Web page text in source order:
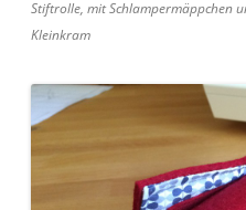
Stiftrolle, mit Schlampermäppchen
Kleinkram